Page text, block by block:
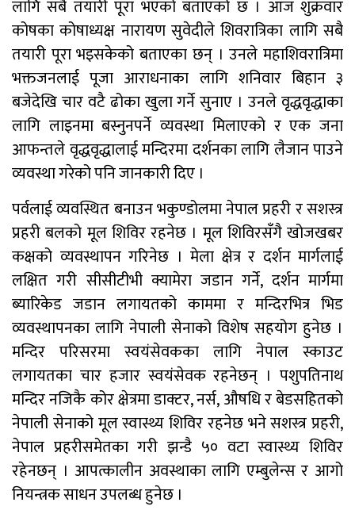
बुझायो
साफ महिला च्याम्पियनशिपको
सेमिफाइनलबाटै बाहिरियो नेपाल
आगामी आर्थिक वर्षका लागि २१ खर्ब २४
अर्ब ३४ करोड बजेट सार्वजनिक
आज सुनचाँदीको भाउ घट्यो
थप ३०४ जना सहकारी पीडितले फिर्ता पाए
बचत
मन्त्रिपरिषद् निर्णय : विस्थापित
सुकुम्वासीलाई प्रतिपरिवार २५ हजार
पुनर्स्थापना खर्च
प्रधानन्यायाधीशमा मनोजकुमार शर्माको
नाम सर्वसम्मत अनुमोदन
प्राधिकरणद्वारा विभिन्न १७ इन्टरनेट सेवा
प्रदायकसँग १५ दिने स्पष्टीकरण माग
लागि सबै तयारी पूरा भएको बताएको छ । आज शुक्रवार
कोषका कोषाध्यक्ष नारायण सुवेदीले शिवरात्रिका लागि सबै
तयारी पूरा भइसकेको बताएका छन् । उनले महाशिवरात्रिमा
भक्तजनलाई पूजा आराधनाका लागि शनिवार बिहान ३
बजेदेखि चार वटै ढोका खुला गर्ने सुनाए । उनले वृद्धवृद्धाका
लागि लाइनमा बस्नुनपर्ने व्यवस्था मिलाएको र एक जना
आफन्तले वृद्धवृद्धालाई मन्दिरमा दर्शनका लागि लैजान पाउने
व्यवस्था गरेको पनि जानकारी दिए ।
पर्वलाई व्यवस्थित बनाउन भकुण्डोलमा नेपाल प्रहरी र सशस्त्र
प्रहरी बलको मूल शिविर रहनेछ । मूल शिविरसँगै खोजखबर
कक्षको व्यवस्थापन गरिनेछ । मेला क्षेत्र र दर्शन मार्गलाई
लक्षित गरी सीसीटीभी क्यामेरा जडान गर्ने, दर्शन मार्गमा
ब्यारिकेड जडान लगायतको काममा र मन्दिरभित्र भिड
व्यवस्थापनका लागि नेपाली सेनाको विशेष सहयोग हुनेछ ।
मन्दिर परिसरमा स्वयंसेवकका लागि नेपाल स्काउट
लगायतका चार हजार स्वयंसेवक रहनेछन् । पशुपतिनाथ
मन्दिर नजिकै कोर क्षेत्रमा डाक्टर, नर्स, औषधि र बेडसहितको
नेपाली सेनाको मूल स्वास्थ्य शिविर रहनेछ भने सशस्त्र प्रहरी,
नेपाल प्रहरीसमेतका गरी झन्डै ५० वटा स्वास्थ्य शिविर
रहेनछन् । आपत्कालीन अवस्थाका लागि एम्बुलेन्स र आगो
नियन्त्रक साधन उपलब्ध हुनेछ ।